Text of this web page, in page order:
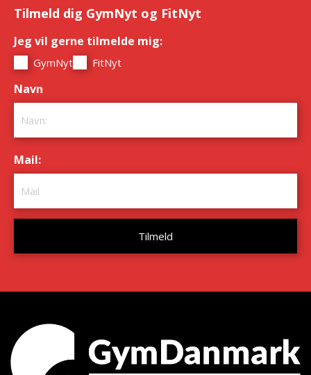
Tilmeld dig GymNyt og FitNyt
Jeg vil gerne tilmelde mig:
GymNyt FitNyt
Navn
Mail: